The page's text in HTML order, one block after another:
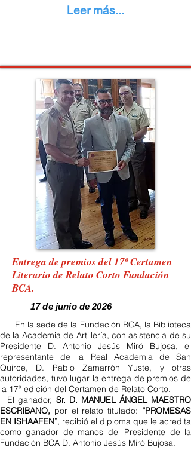
Leer más...
Entrega de premios del 17º Certamen
Literario de Relato Corto Fundación
BCA.
17 de junio de 2026
En la sede de la Fundación BCA, la Biblioteca
de la Academia de Artillería, con asistencia de su
Presidente D. Antonio Jesús Miró Bujosa, el
representante de la Real Academia de San
Quirce, D. Pablo Zamarrón Yuste, y otras
autoridades, tuvo lugar la entrega de premios de
la 17ª edición del Certamen de Relato Corto.
El ganador, Sr. D. MANUEL ÁNGEL MAESTRO
ESCRIBANO, por el relato titulado: “PROMESAS
EN ISHAAFEN”, recibió el diploma que le acredita
como ganador de manos del Presidente de la
Fundación BCA D. Antonio Jesús Miró Bujosa.